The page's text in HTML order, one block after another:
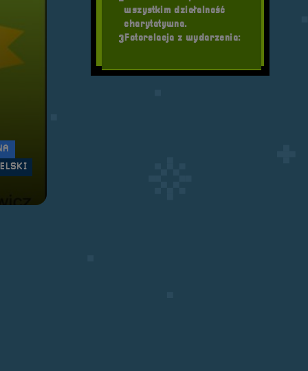
wszystkim działalność
charytatywna.
3Fotorelacja z wydarzenia: